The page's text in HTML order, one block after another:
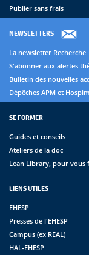
Publier sans frais
NEWSLETTERS
La newsletter Recherche
S'abonner aux alertes
Bulletin des nouvelles
Dépêches APM et
SE FORMER
Guides et conseils
Ateliers de la doc
Lean Library, pour vous
LIENS UTILES
EHESP
Presses de l'EHESP
Campus (ex REAL)
HAL-EHESP